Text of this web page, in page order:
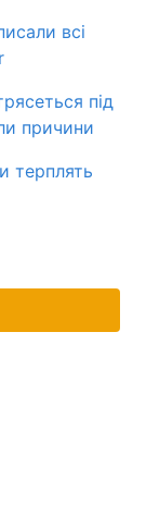
всі
під
причини
терплять